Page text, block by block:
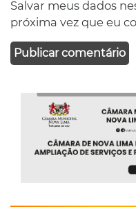
Salvar meus dados
próxima vez que eu